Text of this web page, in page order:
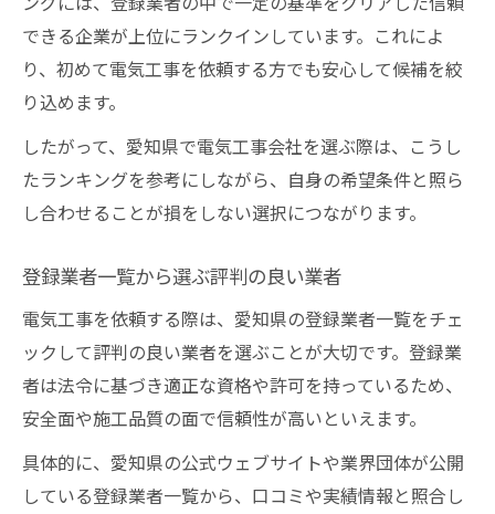
できる企業が上位にランクインしています。これによ
り、初めて電気工事を依頼する方でも安心して候補を絞
り込めます。
したがって、愛知県で電気工事会社を選ぶ際は、こうし
たランキングを参考にしながら、自身の希望条件と照ら
し合わせることが損をしない選択につながります。
登録業者一覧から選ぶ評判の良い業者
電気工事を依頼する際は、愛知県の登録業者一覧をチェ
ックして評判の良い業者を選ぶことが大切です。登録業
者は法令に基づき適正な資格や許可を持っているため、
安全面や施工品質の面で信頼性が高いといえます。
具体的に、愛知県の公式ウェブサイトや業界団体が公開
している登録業者一覧から、口コミや実績情報と照合し